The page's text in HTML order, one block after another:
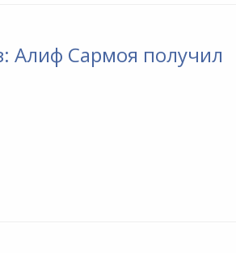
Алиф Сармоя получил